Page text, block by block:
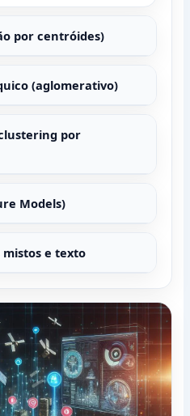
por centróides)
(aglomerativo)
por
Models)
e texto